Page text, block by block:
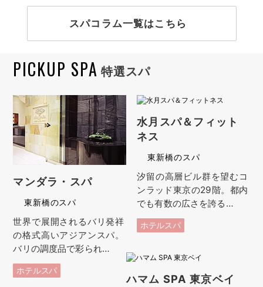
スパコラム一覧はこちら
PICKUP SPA 特選スパ
マンダラ・スパ
東新橋のスパ
世界で展開されるバリ発祥
の格式高いアジアンスパ。
バリの調度品で彩られ…
ホテルスパ
水月スパ＆フィット
ネス
東新橋のスパ
汐留の高層ビル群を望むコ
ンラッド東京の29階。都内
でも有数の広さを誇る…
ホテルスパ
ハマム SPA 東京ベイ